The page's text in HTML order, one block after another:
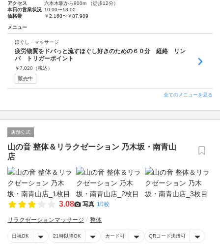
アクセス
六本木駅から900m （徒歩12分）
本日の営業状況 10:00〜18:00
価格帯
￥2,160〜￥87,989
メニュー
ほぐし・マッサージ
疲労物質をドバっと流すほぐし好きのための６０分 経絡 リン
パ トリガーポイント
￥7,020 （税込）
販売中
全てのメニューを見る
店舗公式
山の音 整体＆リラクゼーション 乃木坂・南青山
店
3.08 写真 10枚
リラクゼーションマッサージ 整体
日祝OK 21時以降OK カード可 QRコード決済可